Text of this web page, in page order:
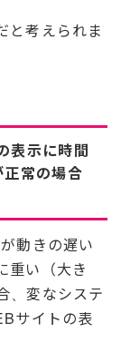
と考えられま
表示に時間
常の場合
動きの遅い
重い（大き
、変なシステ
サイトの表